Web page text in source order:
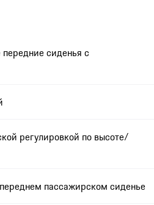
сиденья с
регулировкой по высоте/
пассажирском сиденье